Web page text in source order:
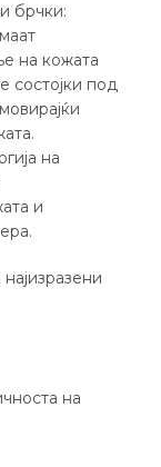
брчки:
на кожата
состојки под
на
и
на